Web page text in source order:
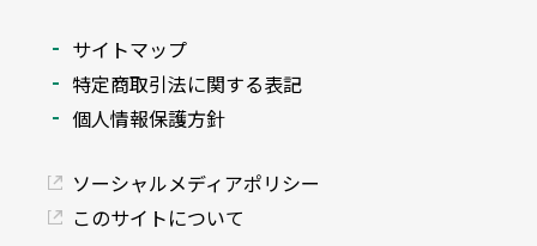
サイトマップ
特定商取引法に関する表記
個人情報保護方針
ソーシャルメディアポリシー
このサイトについて